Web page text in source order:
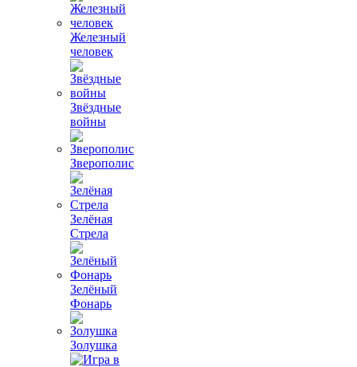
Железный
человек
Звёздные
войны
Зверополис
Зелёная
Стрела
Зелёный
Фонарь
Золушка